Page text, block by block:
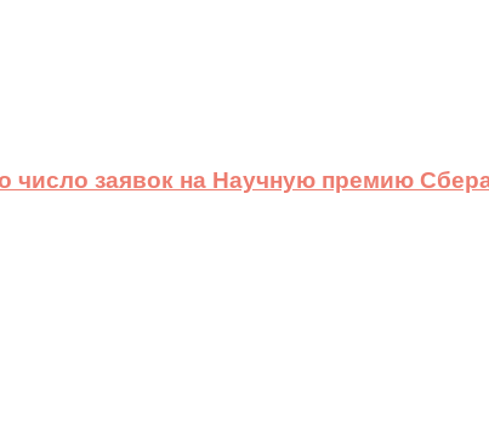
число заявок на Научную премию